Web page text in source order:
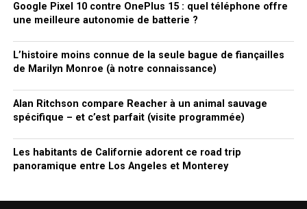
Google Pixel 10 contre OnePlus 15 : quel téléphone offre
une meilleure autonomie de batterie ?
L’histoire moins connue de la seule bague de fiançailles
de Marilyn Monroe (à notre connaissance)
Alan Ritchson compare Reacher à un animal sauvage
spécifique – et c’est parfait (visite programmée)
Les habitants de Californie adorent ce road trip
panoramique entre Los Angeles et Monterey